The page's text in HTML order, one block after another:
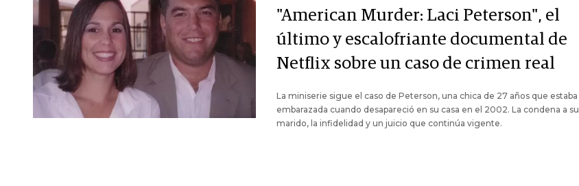
"American Murder: Laci Peterson", el
último y escalofriante documental de
Netflix sobre un caso de crimen real
La miniserie sigue el caso de Peterson, una chica de 27 años que estaba
embarazada cuando desapareció en su casa en el 2002. La condena a su
marido, la infidelidad y un juicio que continúa vigente.